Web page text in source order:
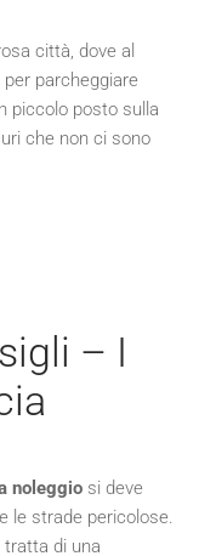
città, dove al
parcheggiare
piccolo posto sulla
che non ci sono
– I
noleggio si deve
le strade pericolose.
tratta di una